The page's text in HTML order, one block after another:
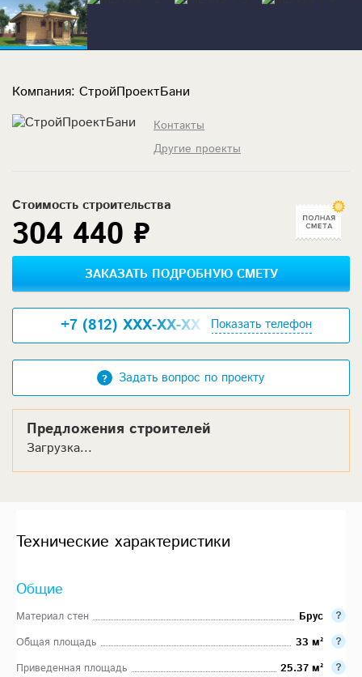
Компания: СтройПроектБани
Контакты
Другие проекты
Стоимость строительства
304 440 ₽
ЗАКАЗАТЬ ПОДРОБНУЮ СМЕТУ
+7 (812) XXX-XX-XX Показать телефон
Задать вопрос по проекту
Предложения строителей
Загрузка...
Технические характеристики
Общие
Материал стен
Брус
Общая площадь
33 м²
Приведенная площадь
25.37 м²